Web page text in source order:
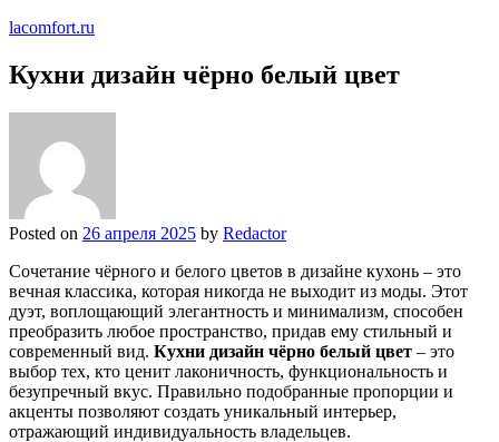
lacomfort.ru
Кухни дизайн чёрно белый цвет
Posted on 26 апреля 2025 by Redactor
Сочетание чёрного и белого цветов в дизайне кухонь – это
вечная классика, которая никогда не выходит из моды. Этот
дуэт, воплощающий элегантность и минимализм, способен
преобразить любое пространство, придав ему стильный и
современный вид. Кухни дизайн чёрно белый цвет – это
выбор тех, кто ценит лаконичность, функциональность и
безупречный вкус. Правильно подобранные пропорции и
акценты позволяют создать уникальный интерьер,
отражающий индивидуальность владельцев.